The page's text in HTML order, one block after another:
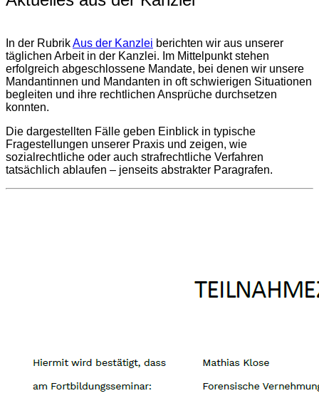
In der RubrikAus der Kanzlei berichten wir aus unserer
täglichen Arbeit in der Kanzlei. Im Mittelpunkt stehen
erfolgreich abgeschlossene Mandate, bei denen wir unsere
Mandantinnen und Mandanten in oft schwierigen Situationen
begleiten und ihre rechtlichen Ansprüche durchsetzen
konnten.
Die dargestellten Fälle geben Einblick in typische
Fragestellungen unserer Praxis und zeigen, wie
sozialrechtliche oder auch strafrechtliche Verfahren
tatsächlich ablaufen – jenseits abstrakter Paragrafen.